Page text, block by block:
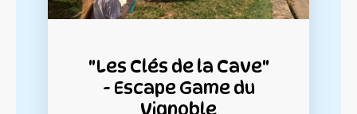
"Les Clés de la Cave"
- Escape Game du
Vignoble